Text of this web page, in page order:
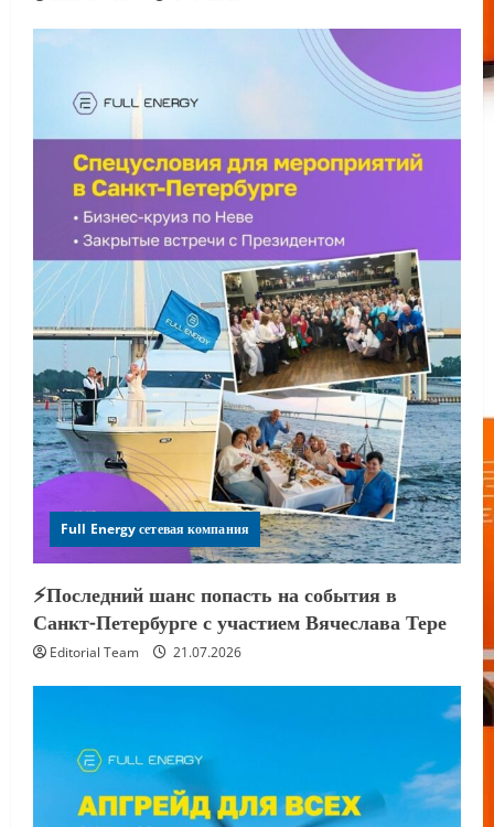
Full Energy сетевая компания
⚡️Последний шанс попасть на события в
Санкт-Петербурге с участием Вячеслава Тере
Editorial Team 21.07.2026